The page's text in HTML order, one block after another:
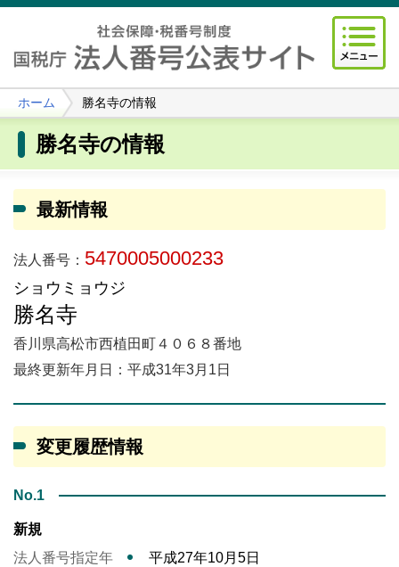
ホーム 勝名寺の情報
勝名寺の情報
最新情報
法人番号： 5470005000233
ショウミョウジ
勝名寺
香川県高松市西植田町４０６８番地
最終更新年月日：平成31年3月1日
変更履歴情報
No.1
新規
法人番号指定年
平成27年10月5日